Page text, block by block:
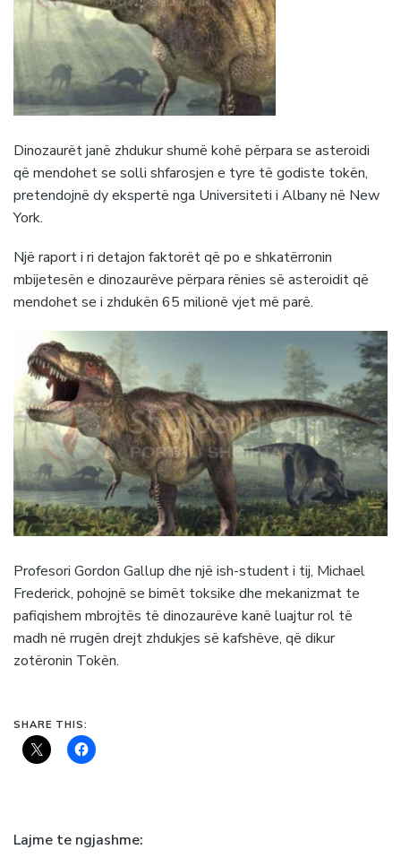
Dinozaurët janë zhdukur shumë kohë përpara se asteroidi
që mendohet se solli shfarosjen e tyre të godiste tokën,
pretendojnë dy ekspertë nga Universiteti i Albany në New
York.
Një raport i ri detajon faktorët që po e shkatërronin
mbijetesën e dinozaurëve përpara rënies së asteroidit që
mendohet se i zhdukën 65 milionë vjet më parë.
Profesori Gordon Gallup dhe një ish-student i tij, Michael
Frederick, pohojnë se bimët toksike dhe mekanizmat te
pafiqishem mbrojtës të dinozaurëve kanë luajtur rol të
madh në rrugën drejt zhdukjes së kafshëve, që dikur
zotëronin Tokën.
SHARE THIS:
Lajme te ngjashme